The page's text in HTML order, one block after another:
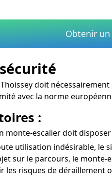
Obtenir
doit
avec la norme
:
monte-escalier doit
utilisation indésirable, le
sur le parcours, le monte-
les risques de déraillement